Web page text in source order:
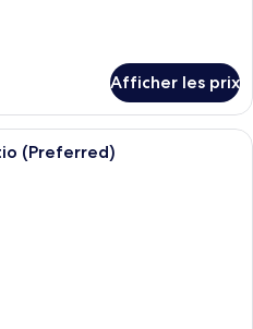
Afficher les prix
Literie de qualité, lit avec matelas à
(Preferred)